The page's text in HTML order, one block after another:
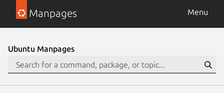
Manpages Menu
Ubuntu Manpages